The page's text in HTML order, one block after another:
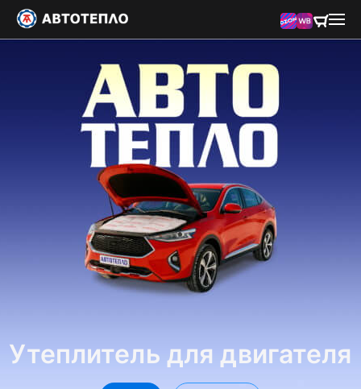
Утеплитель для двигателя